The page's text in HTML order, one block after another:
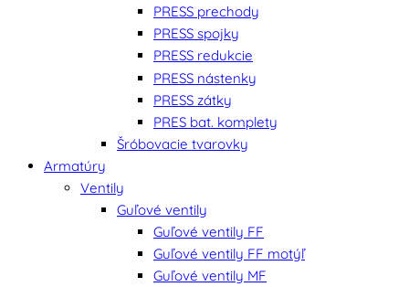
PRESS prechody
PRESS spojky
PRESS redukcie
PRESS nástenky
PRESS zátky
PRES bat. komplety
Šróbovacie tvarovky
Armatúry
Ventily
Guľové ventily
Guľové ventily FF
Guľové ventily FF motýľ
Guľové ventily MF